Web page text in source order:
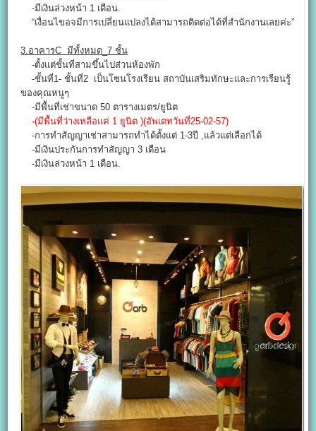
-มีเงินล่วงหน้า 1 เดือน.
“เงื่อนไขอจมีการเปลี่ยนแปลงได้สามารถติดต่อได้ที่สำนักงานเลยค่ะ”
3.อาคารC มีทั้งหมด_7 ชั้น
-ตั้งแต่ชั้นที่สามขึ้นไปส่วนห้องพัก
-ชั้นที่1- ชั้นที่2 เป็นโซนโรงเรียน สถาบันเสริมทักษะและการเรียนรู้
ของคุณหนูๆ
-มีพื้นที่เช่าขนาด 50 ตารางเมตร/ยูนิต
-(มีพื้นที่ว่างเหลือแค่ 1 ยูนิต )(อัพเดทวันที่25-02-57)
-การทำสัญญาเช่าสามารถทำได้ตั้งแต่ 1-3ปี ,แล้วแต่เลือกได้
-มีเงินประกันการทำสัญญา 3 เดือน
-มีเงินล่วงหน้า 1 เดือน.